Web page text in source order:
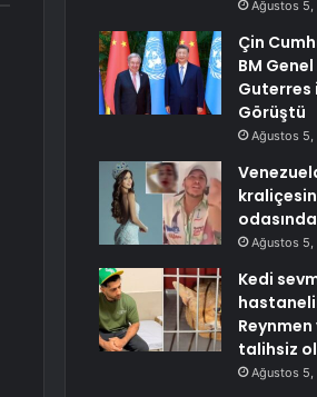
Ağustos 5,
Çin
BM
Guterres
Görüştü
Ağustos 5,
Ağustos 5,
Kedi
Reynmen
talihsiz
Ağustos 5,